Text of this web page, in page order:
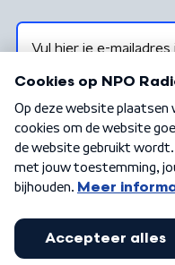
Algemene voorwaarden